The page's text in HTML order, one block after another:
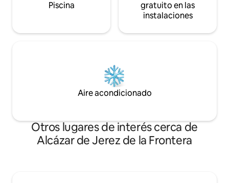
Piscina
gratuito en las
instalaciones
Aire acondicionado
Otros lugares de interés cerca de
Alcázar de Jerez de la Frontera